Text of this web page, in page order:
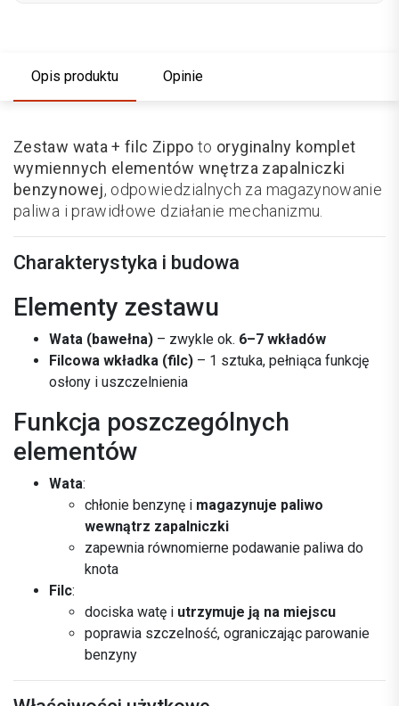
Opis produktu Opinie
Zestaw wata + filc Zippo to oryginalny komplet
wymiennych elementów wnętrza zapalniczki
benzynowej, odpowiedzialnych za magazynowanie
paliwa i prawidłowe działanie mechanizmu.
Charakterystyka i budowa
Elementy zestawu
Wata (bawełna) – zwykle ok. 6–7 wkładów
Filcowa wkładka (filc) – 1 sztuka, pełniąca funkcję
osłony i uszczelnienia
Funkcja poszczególnych
elementów
Wata:
chłonie benzynę i magazynuje paliwo
wewnątrz zapalniczki
zapewnia równomierne podawanie paliwa do
knota
Filc:
dociska watę i utrzymuje ją na miejscu
poprawia szczelność, ograniczając parowanie
benzyny